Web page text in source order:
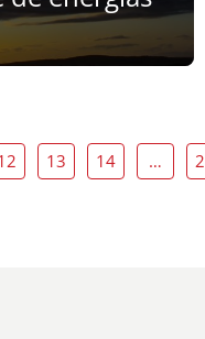
13 14 …